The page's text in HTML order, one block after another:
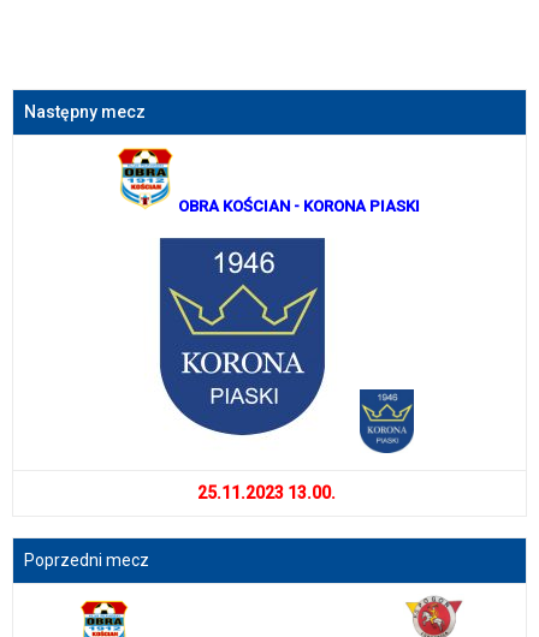
Następny mecz
OBRA KOŚCIAN - KORONA PIASKI
25.11.2023 13.00.
Poprzedni mecz